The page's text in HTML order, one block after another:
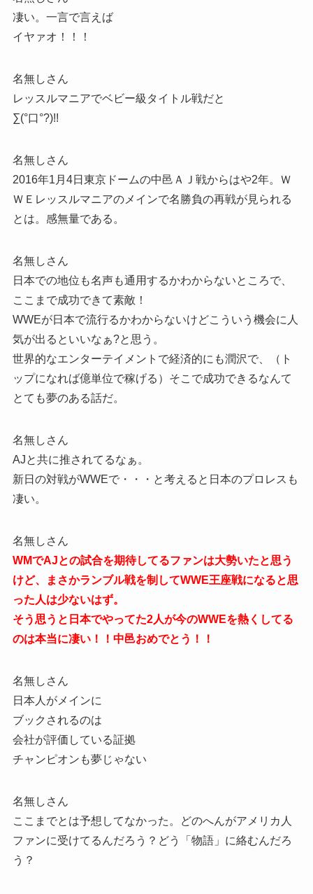
凄い。一言で言えば
イヤァオ！！！
名無しさん
レッスルマニアでベビー級タイトル戦だと
∑(°口°?)!!
名無しさん
2016年1月4日東京ドームの中邑ＡＪ戦からはや2年。Ｗ
ＷＥレッスルマニアのメインで名勝負の再戦が見られる
とは。感無量である。
名無しさん
日本での地位も名声も通用するかわからないところで、
ここまで成功できて素敵！
WWEが日本で流行るかわからないけどこういう機会に人
気が出るといいなぁ?と思う。
世界的なエンターテイメントで経済的にも潤沢で、（ト
ップになれば億単位で稼げる）そこで成功できるなんて
とても夢のある話だ。
名無しさん
AJと共に推されてるなぁ。
新日の対戦がWWEで・・・と考えると日本のプロレスも
凄い。
名無しさん
WMでAJとの試合を期待してるファンは大勢いたと思う
けど、まさかランブル戦を制してWWE王座戦になると思
った人は少ないはず。
そう思うと日本でやってた2人が今のWWEを熱くしてる
のは本当に凄い！！中邑おめでとう！！
名無しさん
日本人がメインに
ブックされるのは
会社が評価している証拠
チャンピオンも夢じゃない
名無しさん
ここまでとは予想してなかった。どのへんがアメリカ人
ファンに受けてるんだろう？どう「物語」に絡むんだろ
う？